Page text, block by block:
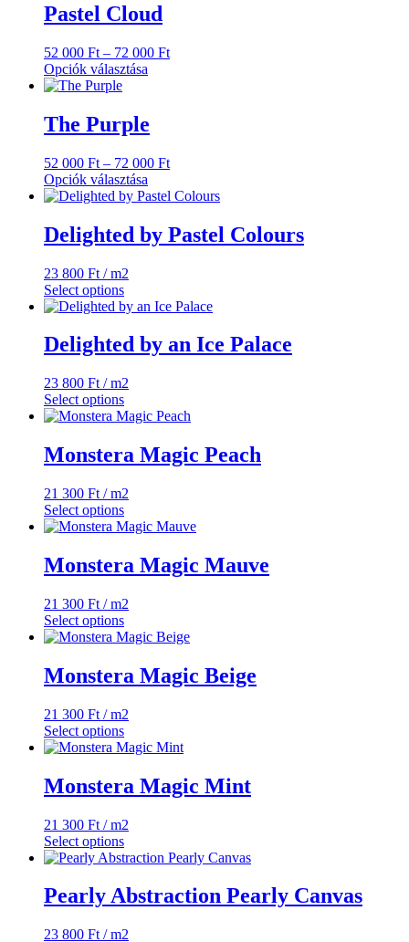
Pastel Cloud
52 000 Ft – 72 000 FtÁrtartomány:
Opciók választása
Ennek
terméknek
több
van.
A
változatok
termékoldalon
választhatók
ki
The Purple
52 000 Ft – 72 000 FtÁrtartomány:
000 Ft
72
000 Ft
Opciók választása
Ennek
terméknek
több
van.
A
változatok
termékoldalon
választhatók
ki
Delighted by Pastel Colours
23 800 Ft / m2
Select options
Delighted by an Ice Palace
23 800 Ft / m2
Select options
Monstera Magic Peach
21 300 Ft / m2
Select options
Monstera Magic Mauve
21 300 Ft / m2
Select options
Monstera Magic Beige
21 300 Ft / m2
Select options
Monstera Magic Mint
21 300 Ft / m2
Select options
Pearly Abstraction Pearly Canvas
23 800 Ft / m2